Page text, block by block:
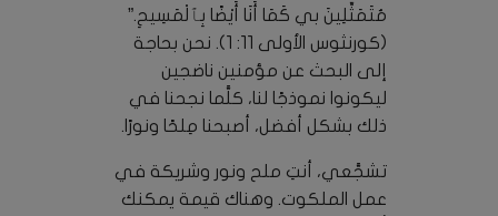
مُتَمَثِّلِينَ بي كَمَا أَنَا أَيْضًا بِٱلْمَسِيحِ.”
(كورنثوس الأولى 11: 1). نحن بحاجة
إلى البحث عن مؤمنين ناضجين
ليكونوا نموذجًا لنا، كلَّما نجحنا في
ذلك بشكل أفضل، أصبحنا مِلحًا ونورًا.
تشجَّعي، أنتِ ملح ونور وشريكة في
عمل الملكوت. وهناك قيمة يمكنك